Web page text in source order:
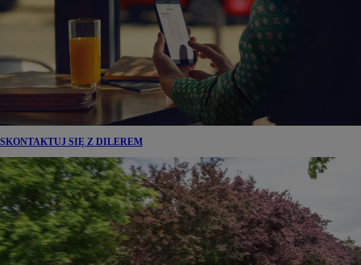
SKONTAKTUJ SIĘ Z DILEREM